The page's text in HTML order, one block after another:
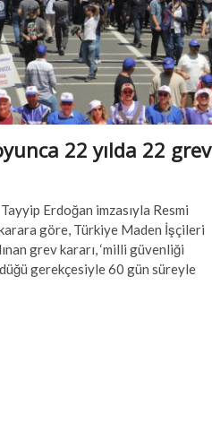
22 yılda 22 grev
Erdoğan imzasıyla Resmi
karara göre, Türkiye Maden İşçileri
grev kararı, ‘milli güvenliği
gerekçesiyle 60 gün süreyle